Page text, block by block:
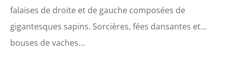
falaises de droite et de gauche composées de
gigantesques sapins. Sorcières, fées dansantes et…
bouses de vaches…